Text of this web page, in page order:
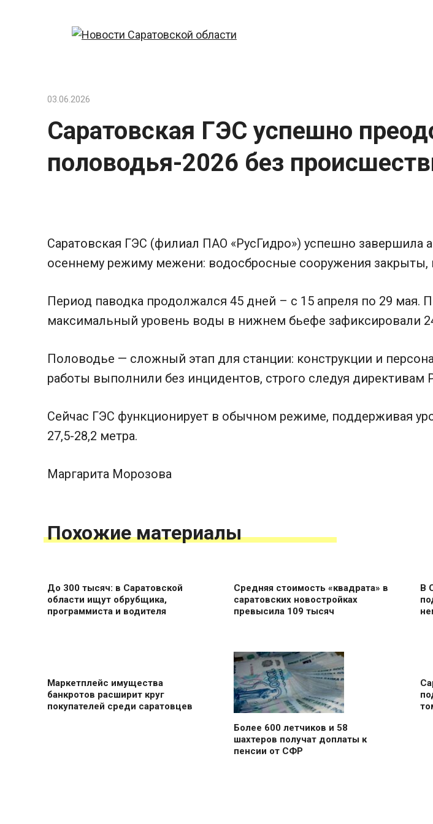
03.06.2026
Саратовская ГЭС успешно
половодья-2026 без
Саратовская ГЭС (филиал ПАО «РусГидро») успешно завершила
осеннему режиму межени: водосбросные сооружения закрыты,
Период паводка продолжался 45 дней – с 15 апреля по 29 мая.
максимальный уровень воды в нижнем бьефе зафиксировали
Половодье — сложный этап для станции: конструкции и
работы выполнили без инцидентов, строго следуя директивам
Сейчас ГЭС функционирует в обычном режиме, поддерживая
27,5-28,2 метра.
Маргарита Морозова
Похожие материалы
До 300 тысяч: в Саратовской
области ищут обрубщика,
программиста и водителя
Средняя стоимость «квадрата» в
саратовских новостройках
превысила 109 тысяч
В
Маркетплейс имущества
банкротов расширит круг
покупателей среди саратовцев
Более 600 летчиков и 58
шахтеров получат доплаты к
пенсии от СФР